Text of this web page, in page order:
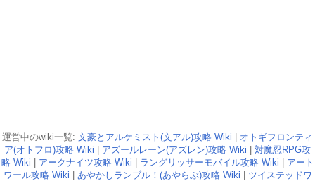
運営中のwiki一覧: 文豪とアルケミスト(文アル)攻略 Wiki
オトギフロンティ
ア(オトフロ)攻略 Wiki
アズールレーン(アズレン)攻略 Wiki
対魔忍RPG攻
略 Wiki
アークナイツ攻略 Wiki ラングリッサーモバイル攻略 Wiki
アート
ワール攻略 Wiki
あやかしランブル！(あやらぶ)攻略 Wiki
ツイステッドワ